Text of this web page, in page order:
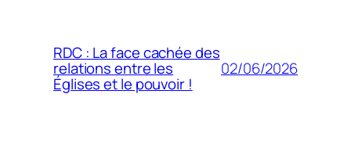
RDC : La face cachée des
relations entre les
Églises et le pouvoir !
02/06/2026